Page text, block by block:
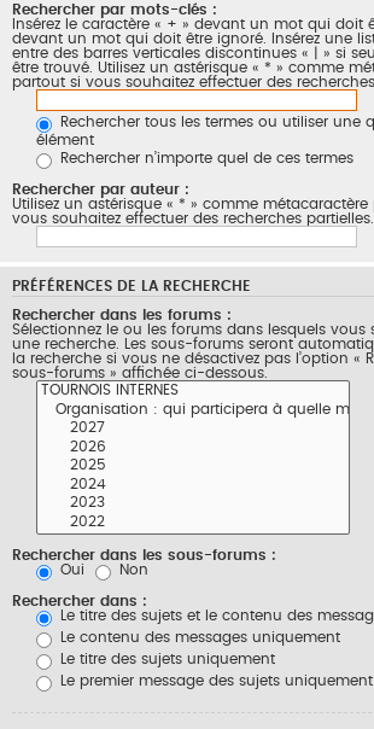
Rechercher par mots-clés :
Insérez le caractère « + » devant un mot qui doit
devant un mot qui doit être ignoré. Insérez une
entre des barres verticales discontinues « | » si
être trouvé. Utilisez un astérisque « * » comme
partout si vous souhaitez effectuer des
Rechercher tous les termes ou utiliser une
élément
Rechercher n’importe quel de ces termes
Rechercher par auteur :
Utilisez un astérisque « * » comme
vous souhaitez effectuer des recherches partielles.
PRÉFÉRENCES DE LA RECHERCHE
Rechercher dans les forums :
Sélectionnez le ou les forums dans lesquels vous
une recherche. Les sous-forums seront
la recherche si vous ne désactivez pas l’option «
sous-forums » affichée ci-dessous.
Rechercher dans les sous-forums :
Oui
Non
Rechercher dans :
Le titre des sujets et le contenu des
Le contenu des messages uniquement
Le titre des sujets uniquement
Le premier message des sujets uniquement